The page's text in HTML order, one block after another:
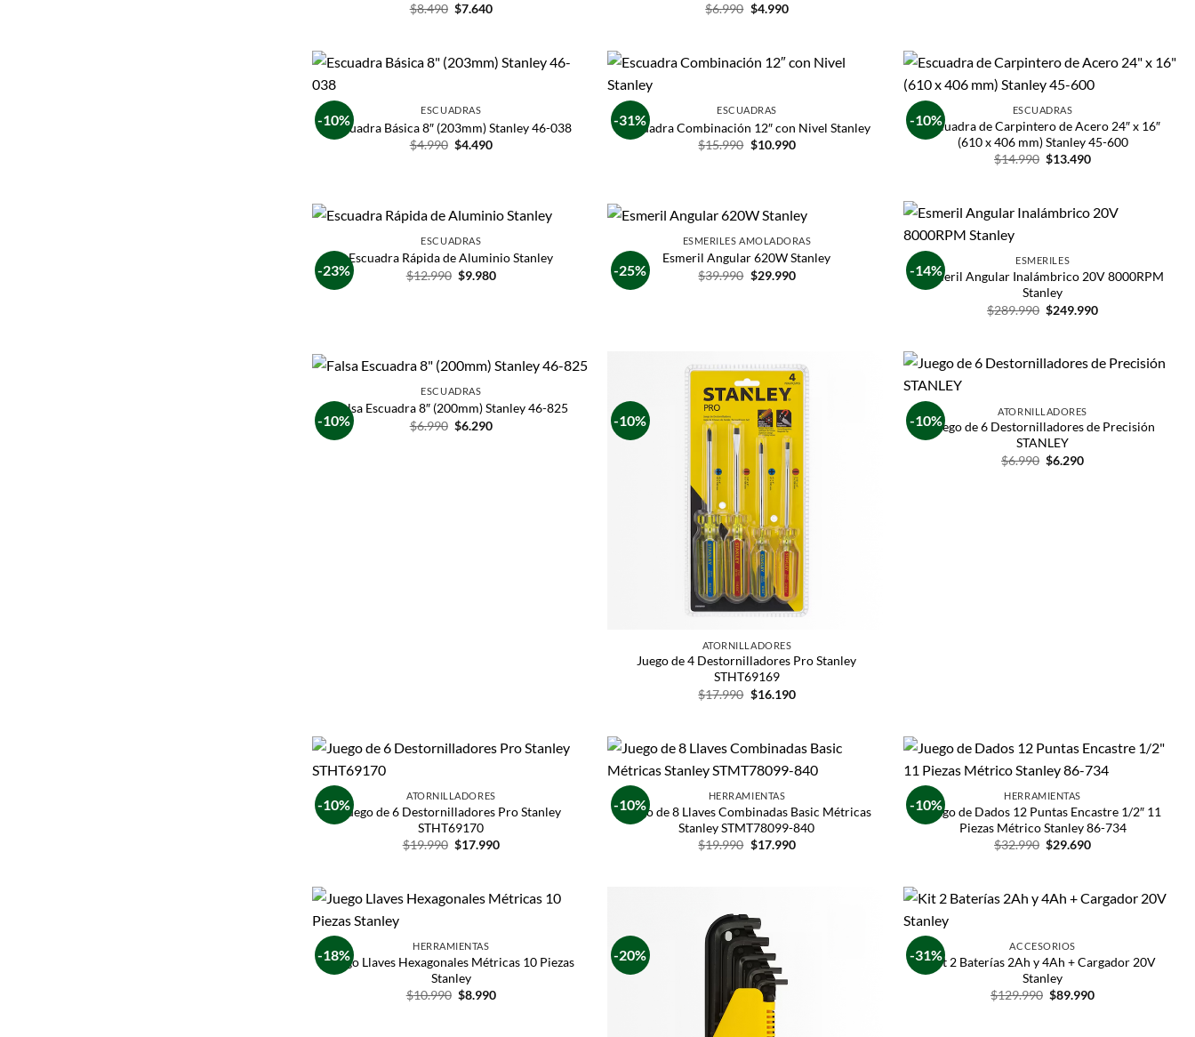
$8.490 $7.640
$6.990 $4.990
-10%
ESCUADRAS
Escuadra Básica 8″ (203mm) Stanley 46-038
$4.990 $4.490
-31%
ESCUADRAS
Escuadra Combinación 12″ con Nivel Stanley
$15.990 $10.990
-10%
ESCUADRAS
Escuadra de Carpintero de Acero 24″ x 16″
(610 x 406 mm) Stanley 45-600
$14.990 $13.490
-23%
ESCUADRAS
Escuadra Rápida de Aluminio Stanley
$12.990 $9.980 -25%
ESMERILES AMOLADORAS
Esmeril Angular 620W Stanley
$39.990 $29.990 -14%
ESMERILES
Esmeril Angular Inalámbrico 20V 8000RPM
Stanley
$289.990 $249.990
-10%
ESCUADRAS
Falsa Escuadra 8″ (200mm) Stanley 46-825
$6.990 $6.290 -10%
ATORNILLADORES
Juego de 4 Destornilladores Pro Stanley
STHT69169
$17.990 $16.190
-10%
ATORNILLADORES
Juego de 6 Destornilladores de Precisión
STANLEY
$6.990 $6.290
-10%
ATORNILLADORES
Juego de 6 Destornilladores Pro Stanley
STHT69170
$19.990 $17.990
-10%
HERRAMIENTAS
Juego de 8 Llaves Combinadas Basic Métricas
Stanley STMT78099-840
$19.990 $17.990
-10%
HERRAMIENTAS
Juego de Dados 12 Puntas Encastre 1/2″ 11
Piezas Métrico Stanley 86-734
$32.990 $29.690
-18%
HERRAMIENTAS
Juego Llaves Hexagonales Métricas 10 Piezas
Stanley
$10.990 $8.990
-20% -31%
ACCESORIOS
Kit 2 Baterías 2Ah y 4Ah + Cargador 20V
Stanley
$129.990 $89.990